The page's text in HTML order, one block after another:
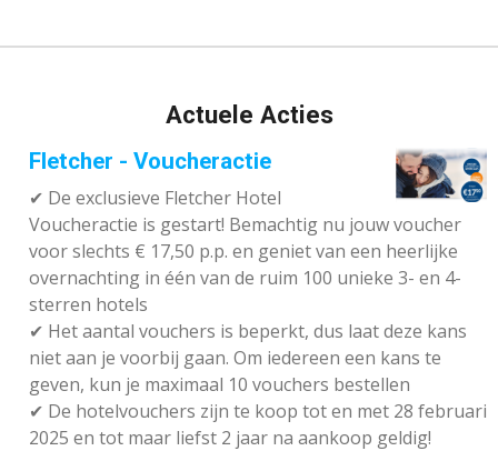
Actuele Acties
Fletcher - Voucheractie
✔ De exclusieve Fletcher Hotel
Voucheractie is gestart! Bemachtig nu jouw voucher
voor slechts € 17,50 p.p. en geniet van een heerlijke
overnachting in één van de ruim 100 unieke 3- en 4-
sterren hotels
✔ Het aantal vouchers is beperkt, dus laat deze kans
niet aan je voorbij gaan. Om iedereen een kans te
geven, kun je maximaal 10 vouchers bestellen
✔ De hotelvouchers zijn te koop tot en met 28 februari
2025 en tot maar liefst 2 jaar na aankoop geldig!